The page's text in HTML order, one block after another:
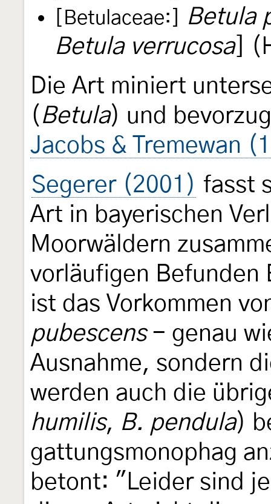
[Betulaceae:]
Betula
Betula verrucosa]
Die Art miniert
( Betula) und
Jacobs & Tremewan
Segerer (2001) fasst
Art in bayerischen
Moorwäldern
vorläufigen Befunden
ist das Vorkommen
pubescens- genau
Ausnahme, sondern
werden auch die
humilis, B. pendula)
gattungsmonophag
betont: "Leider sind